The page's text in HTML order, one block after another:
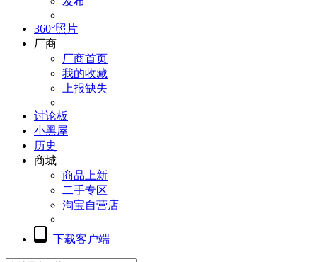
360°照片
厂商
厂商首页
我的收藏
上报缺失
讨论板
小黑屋
历史
商城
商品上新
二手专区
淘宝自营店
下载客户端